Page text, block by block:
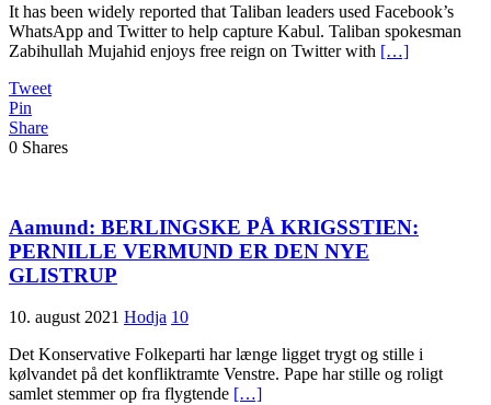
It has been widely reported that Taliban leaders used Facebook’s
WhatsApp and Twitter to help capture Kabul. Taliban spokesman
Zabihullah Mujahid enjoys free reign on Twitter with […]
Tweet
Pin
Share
0 Shares
Aamund: BERLINGSKE PÅ KRIGSSTIEN:
PERNILLE VERMUND ER DEN NYE
GLISTRUP
10. august 2021 Hodja 10
Det Konservative Folkeparti har længe ligget trygt og stille i
kølvandet på det konfliktramte Venstre. Pape har stille og roligt
samlet stemmer op fra flygtende […]